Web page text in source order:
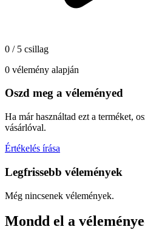
0 / 5 csillag
0 vélemény alapján
Oszd meg a véleményed
Ha már használtad ezt a terméket,
vásárlóval.
Értékelés írása
Legfrissebb vélemények
Még nincsenek vélemények.
Mondd el a